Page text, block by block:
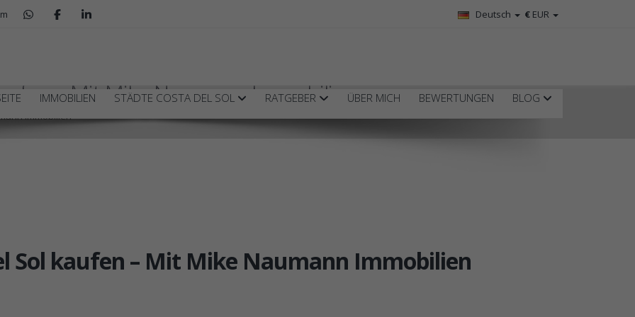
€ EUR
Deutsch
IMMOBILIEN STÄDTE COSTA DEL SOL RATGEBER ÜBER MICH BEWERTUNGEN BLOG
– Mit Mike Naumann Immobilien
Immobilien
Sol kaufen – Mit Mike Naumann Immobilien